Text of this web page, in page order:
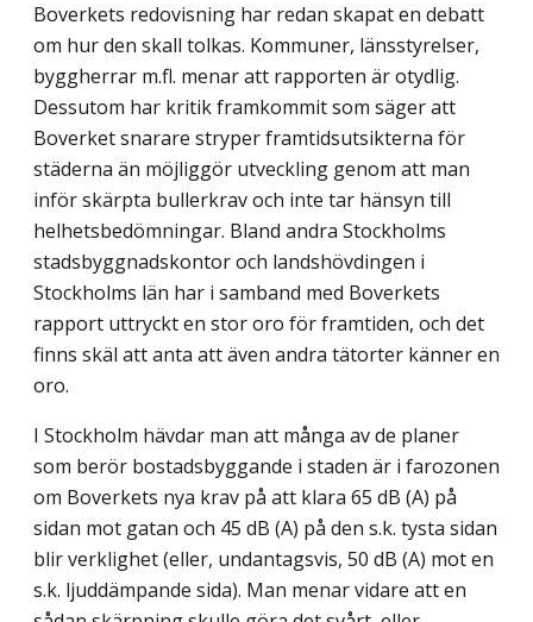
Boverkets redovisning har redan skapat en debatt
om hur den skall tolkas. Kommuner, länsstyrelser,
byggherrar m.fl. menar att rapporten är otydlig.
Dessutom har kritik framkommit som säger att
Boverket snarare stryper framtidsutsikterna för
städerna än möjliggör utveckling genom att man
inför skärpta bullerkrav och inte tar hänsyn till
helhetsbedömningar. Bland andra Stockholms
stadsbyggnadskontor och landshövdingen i
Stockholms län har i samband med Boverkets
rapport uttryckt en stor oro för framtiden, och det
finns skäl att anta att även andra tätorter känner en
oro.
I Stockholm hävdar man att många av de planer
som berör bostadsbyggande i staden är i farozonen
om Boverkets nya krav på att klara 65 dB (A) på
sidan mot gatan och 45 dB (A) på den s.k. tysta sidan
blir verklighet (eller, undantagsvis, 50 dB (A) mot en
s.k. ljuddämpande sida). Man menar vidare att en